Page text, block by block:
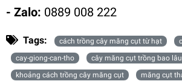
- Zalo: 0889 008 222
Tags: cách trồng cây măng cụt từ hạt
cay-giong-can-tho
cây măng cụt trồng bao
khoảng cách trồng cây măng cụt
măng cụt